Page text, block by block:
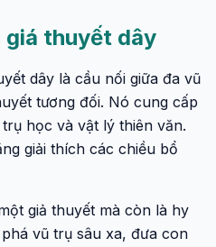
giá thuyết dây
dây là cầu nối giữa đa vũ
tương đối. Nó cung cấp
học và vật lý thiên văn.
giải thích các chiều bổ
giả thuyết mà còn là hy
vũ trụ sâu xa, đưa con